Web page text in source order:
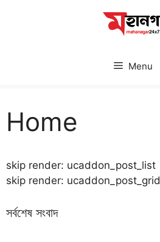
Menu
Home
skip render: ucaddon_post_list
skip render: ucaddon_post_grid
সর্বশেষ সংবাদ